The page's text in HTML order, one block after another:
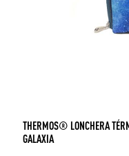
THERMOS® LONCHERA
GALAXIA